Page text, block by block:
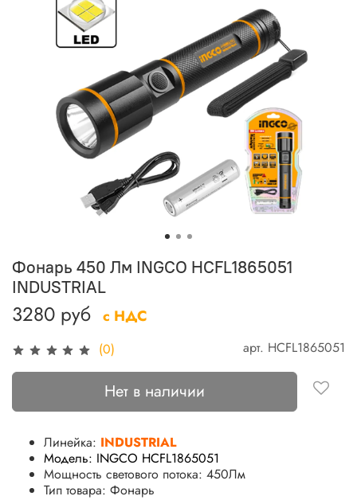
(0) арт. HCFL1865051
Фонарь 450 Лм INGCO HCFL1865051
INDUSTRIAL
3280 руб с НДС
Нет в наличии
Линейка: INDUSTRIAL
Модель: INGCO HCFL1865051
Мощность светового потока: 450Лм
Тип товара: Фонарь